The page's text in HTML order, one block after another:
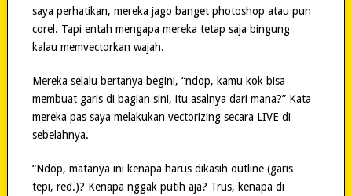
saya perhatikan, mereka jago banget photoshop atau pun
corel. Tapi entah mengapa mereka tetap saja bingung
kalau memvectorkan wajah.
Mereka selalu bertanya begini, “ndop, kamu kok bisa
membuat garis di bagian sini, itu asalnya dari mana?” Kata
mereka pas saya melakukan vectorizing secara LIVE di
sebelahnya.
“Ndop, matanya ini kenapa harus dikasih outline (garis
tepi, red.)? Kenapa nggak putih aja? Trus, kenapa di